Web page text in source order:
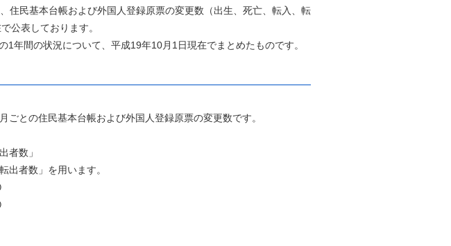
民基本台帳および外国人登録原票の変更数（出生、死亡、転入、転
公表しております。
年間の状況について、平成19年10月1日現在でまとめたものです。
との住民基本台帳および外国人登録原票の変更数です。
者数」
者数」を用います。